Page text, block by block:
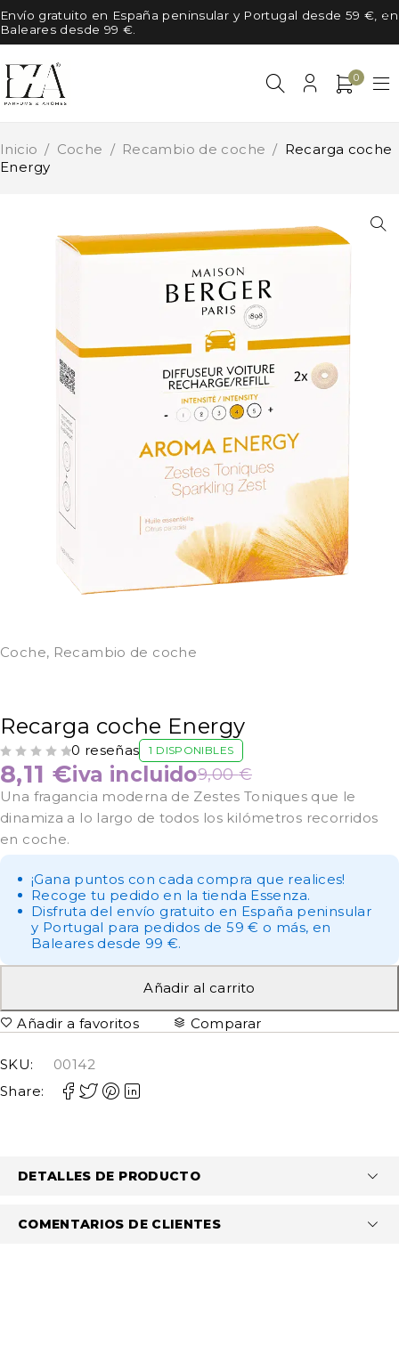
Envío gratuito en España peninsular y Portugal desde 59 €, en
Baleares desde 99 €.
0
Inicio / Coche / Recambio de coche / Recarga coche
Energy
Coche, Recambio de coche
Recarga coche Energy
0 reseñas 1 DISPONIBLES
9,00€
8,11 €iva incluido
Una fragancia moderna de Zestes Toniques que le
dinamiza a lo largo de todos los kilómetros recorridos
en coche.
¡Gana puntos con cada compra que realices!
Recoge tu pedido en la tienda Essenza.
Disfruta del envío gratuito en España peninsular
y Portugal para pedidos de 59 € o más, en
Baleares desde 99 €.
Añadir al carrito
Añadir a favoritos Comparar
SKU:
00142
Share:
DETALLES DE PRODUCTO
COMENTARIOS DE CLIENTES